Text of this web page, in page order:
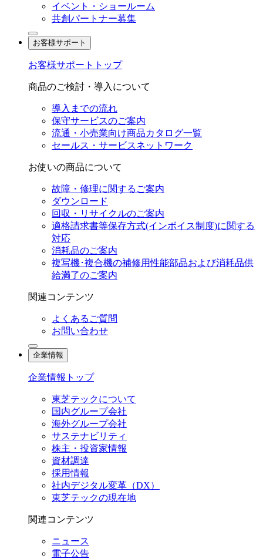
イベント・ショールーム
共創パートナー募集
お客様サポート
お客様サポートトップ
商品のご検討・導入について
導入までの流れ
保守サービスのご案内
流通・小売業向け商品カタログ一覧
セールス・サービスネットワーク
お使いの商品について
故障・修理に関するご案内
ダウンロード
回収・リサイクルのご案内
適格請求書等保存方式(インボイス制度)に関する
対応
消耗品のご案内
複写機･複合機の補修用性能部品および消耗品供
給満了のご案内
関連コンテンツ
よくあるご質問
お問い合わせ
企業情報
企業情報トップ
東芝テックについて
国内グループ会社
海外グループ会社
サステナビリティ
株主・投資家情報
資材調達
採用情報
社内デジタル変革（DX）
東芝テックの現在地
関連コンテンツ
ニュース
電子公告